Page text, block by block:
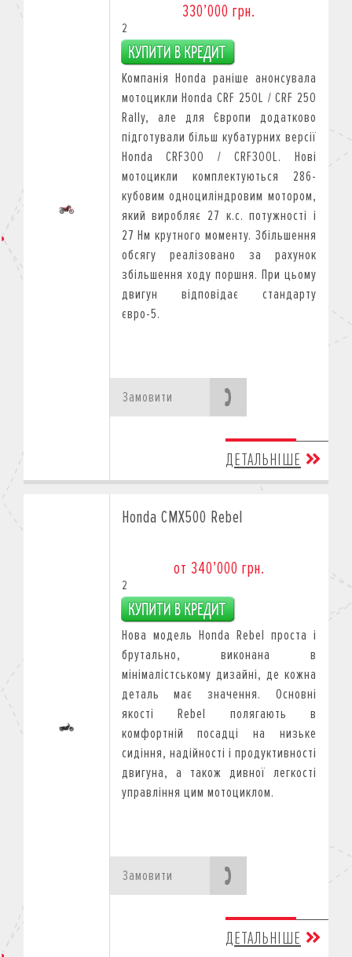
330’000 грн.
2
Компанія Honda раніше анонсувала
мотоцикли Honda CRF 250L / CRF 250
Rally, але для Європи додатково
підготували більш кубатурних версії
Honda CRF300 / CRF300L. Нові
мотоцикли комплектуються 286-
кубовим одноциліндровим мотором,
який виробляє 27 к.с. потужності і
27 Нм крутного моменту. Збільшення
обсягу реалізовано за рахунок
збільшення ходу поршня. При цьому
двигун відповідає стандарту
євро-5.
Замовити
ДЕТАЛЬНІШЕ
Honda CMX500 Rebel
от 340’000 грн.
2
Нова модель Honda Rebel проста і
брутально, виконана в
мінімалістському дизайні, де кожна
деталь має значення. Основні
якості Rebel полягають в
комфортній посадці на низьке
сидіння, надійності і продуктивності
двигуна, а також дивної легкості
управління цим мотоциклом.
Замовити
ДЕТАЛЬНІШЕ